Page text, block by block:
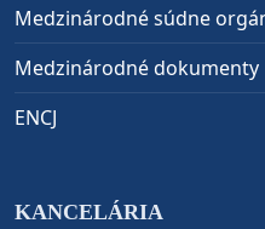
Medzinárodné súdne
Medzinárodné dokumenty
ENCJ
KANCELÁRIA